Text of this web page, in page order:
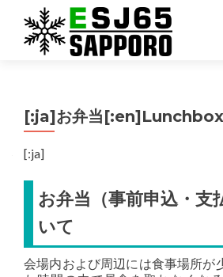
[:ja]お弁当
[:ja]
お弁当（事前申込・支
いて
会場内および周辺には食事場所が